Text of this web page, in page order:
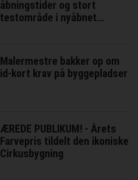
åbningstider og stort
testområde i nyåbnet
Malermestre bakker op om
id-kort krav på byggepladser
ÆREDE PUBLIKUM! - Årets
Farvepris tildelt den ikoniske
Cirkusbygning